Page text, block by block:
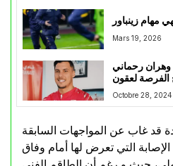
مهام زينباور
Mars 19, 2026
وهران رحماني
الفرصة لعقون
Octobre 28, 2024
قد غاب عن المواجهات السابقة
التي تعرض لها أمام وفاق